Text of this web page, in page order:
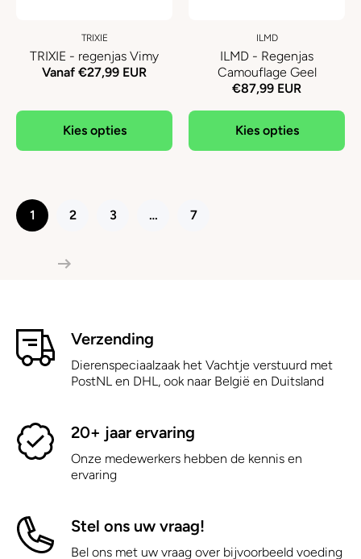
TRIXIE
TRIXIE - regenjas Vimy
Vanaf €27,99 EUR
Kies opties
ILMD
ILMD - Regenjas
Camouflage Geel
€87,99 EUR
Kies opties
1 2 3 … 7
Verzending
Dierenspeciaalzaak het Vachtje verstuurd met
PostNL en DHL, ook naar België en Duitsland
20+ jaar ervaring
Onze medewerkers hebben de kennis en
ervaring
Stel ons uw vraag!
Bel ons met uw vraag over bijvoorbeeld voeding